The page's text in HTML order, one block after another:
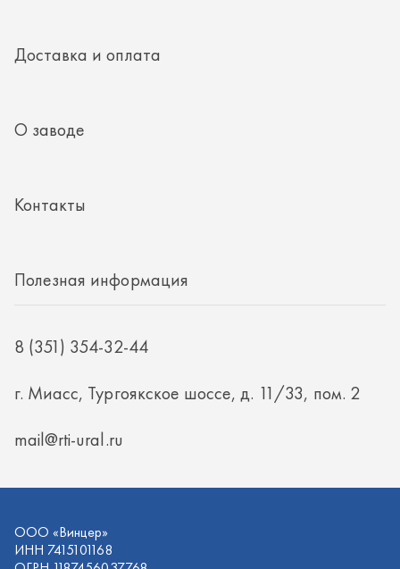
8 (351) 354-32-44
ИНН 7415101168
ОГРН 1187456037768
Политика конфиденциальности